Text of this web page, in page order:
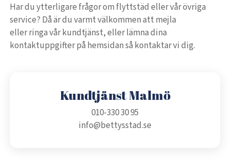
Har du ytterligare frågor om flyttstäd eller vår övriga
service? Då är du varmt välkommen att mejla
eller ringa vår kundtjänst, eller lämna dina
kontaktuppgifter på hemsidan så kontaktar vi dig.
Kundtjänst Malmö
010-330 30 95
info@bettysstad.se